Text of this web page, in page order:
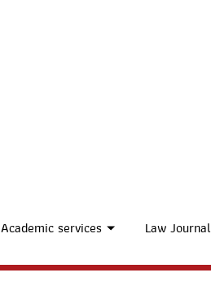
Academic services Law Journal